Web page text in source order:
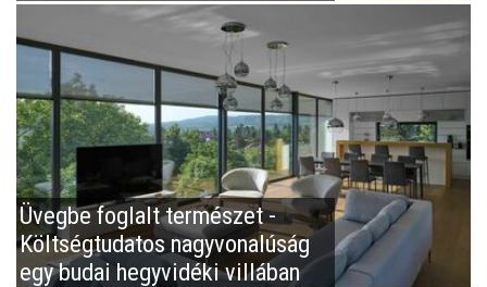
Üvegbe foglalt természet -
Költségtudatos nagyvonalúság
egy budai hegyvidéki villában